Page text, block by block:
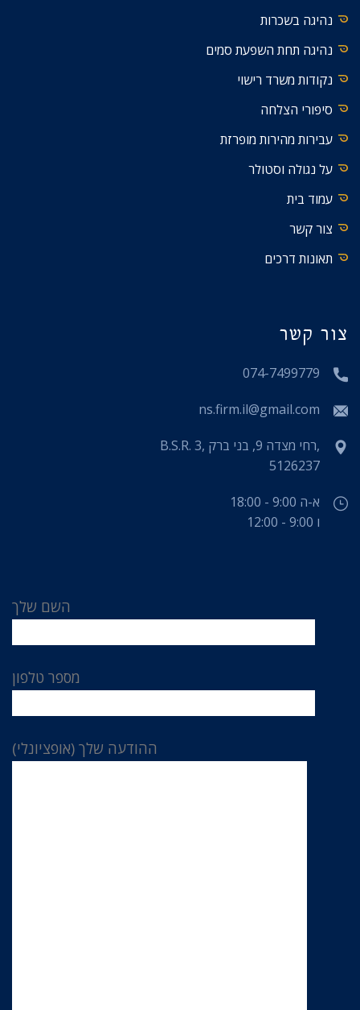
נהיגה בשכרות
נהיגה תחת השפעת סמים
נקודות משרד רישוי
סיפורי הצלחה
עבירות מהירות מופרזת
על נגולה וסטולר
עמוד בית
צור קשר
תאונות דרכים
צור קשר
074-7499779
ns.firm.il@gmail.com
B.S.R. 3, רחי מצדה 9, בני ברק,
5126237
א-ה 9:00 - 18:00
ו 9:00 - 12:00
השם שלך
מספר טלפון
ההודעה שלך (אופציונלי)